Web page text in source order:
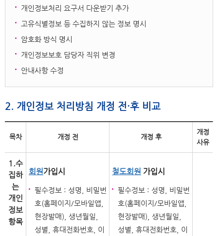
개인정보처리 요구서 다운받기 추가
고유식별정보 등 수집하지 않는 정보 명시
암호화 방식 명시
개인정보보호 담당자 직위 변경
안내사항 수정
2. 개인정보 처리방침 개정 전·후 비교
목차 개정 전 개정 후
개정
사유
1.수
집하
는
개인
정보
항목
회원가입시
필수정보 : 성명, 비밀번
호(홈페이지/모바일앱,
현장발매), 생년월일,
성별, 휴대전화번호, 이
철도회원 가입시
필수정보 : 성명, 비밀번
호(홈페이지/모바일앱,
현장발매), 생년월일,
성별, 휴대전화번호, 이